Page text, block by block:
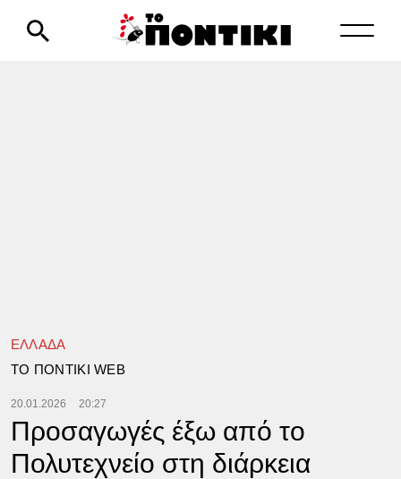
ΕΛΛΑΔΑ
TΟ ΠΟΝΤΙΚΙ WEB
20.01.2026 20:27
Προσαγωγές έξω από το
Πολυτεχνείο στη διάρκεια